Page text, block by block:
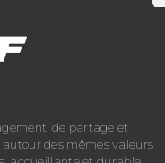
de partage et
autour des mêmes valeurs